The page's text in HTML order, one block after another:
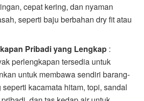
cepat kering, dan nyaman
seperti baju berbahan dry fit atau
Pribadi yang Lengkap :
perlengkapan tersedia untuk
untuk membawa sendiri barang-
kacamata hitam, topi, sandal